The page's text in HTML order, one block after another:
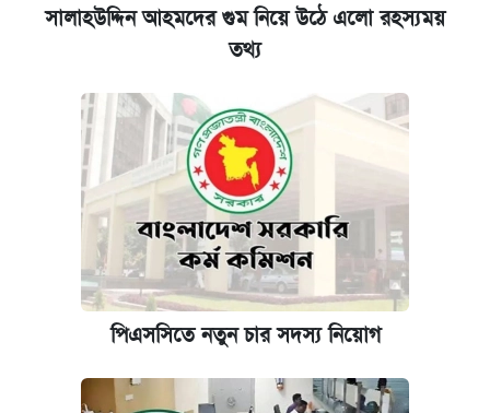
সালাহউদ্দিন আহমদের গুম নিয়ে উঠে এলো রহস্যময়
তথ্য
পিএসসিতে নতুন চার সদস্য নিয়োগ